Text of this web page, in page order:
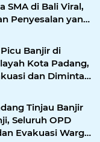
SMA di Bali Viral,
Penyesalan yang
Banjir di
Kota Padang,
dan Diminta
Susulan
Tinjau Banjir
Seluruh OPD
Evakuasi Warga